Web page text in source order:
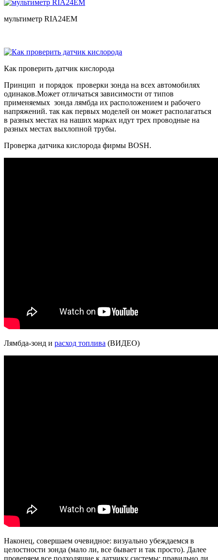
мультиметр RIA24EM
Как проверить датчик кислорода
Принцип и порядок проверки зонда на всех автомобилях
одинаков.Может отличаться зависимости от типов
применяемых зонда лямбда их расположением и рабочего
напряжений. так как первых моделей он может располагаться
в разных местах на наших марках идут трех проводные на
разных местах выхлопной трубы.
Проверка датчика кислорода фирмы BOSH.
Лямбда-зонд и расход топлива (ВИДЕО)
Наконец, совершаем очевидное: визуально убеждаемся в
целостности зонда (мало ли, все бывает и так просто). Далее